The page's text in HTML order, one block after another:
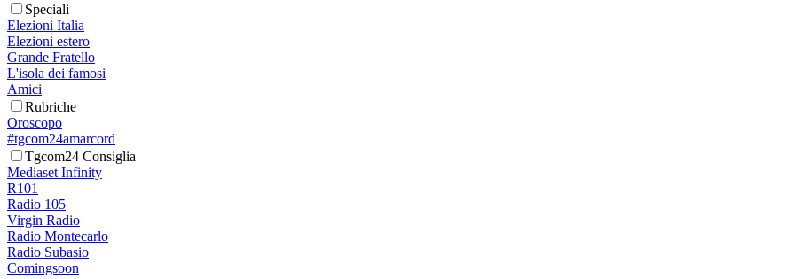
Speciali
Elezioni Italia
Elezioni estero
Grande Fratello
L'isola dei famosi
Amici
Rubriche
Oroscopo
#tgcom24amarcord
Tgcom24 Consiglia
Mediaset Infinity
R101
Radio 105
Virgin Radio
Radio Montecarlo
Radio Subasio
Comingsoon